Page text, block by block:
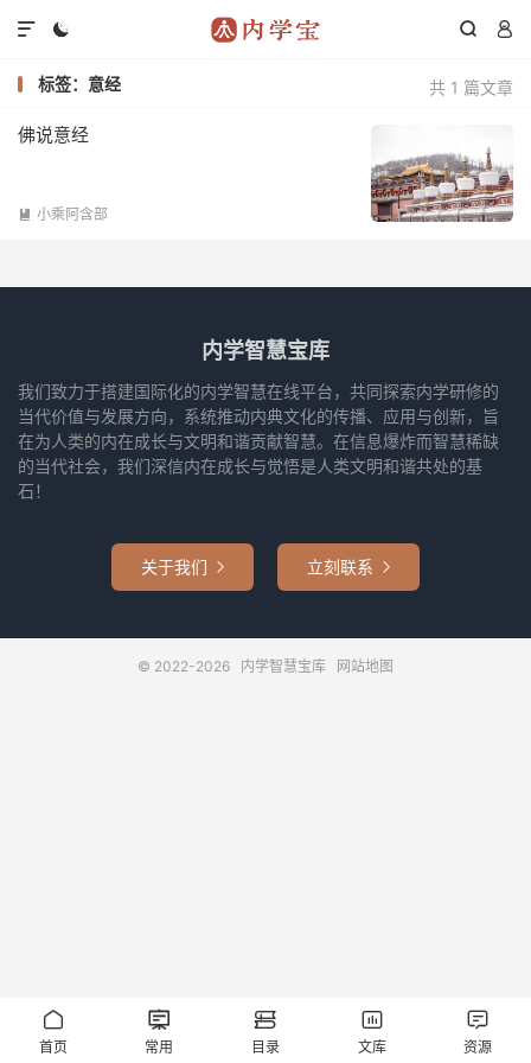
  

共 1 篇文章
标签：意经
佛说意经
 小乘阿含部
内学智慧宝库
我们致力于搭建国际化的内学智慧在线平台，共同探索内学研修的
当代价值与发展方向，系统推动内典文化的传播、应用与创新，旨
在为人类的内在成长与文明和谐贡献智慧。在信息爆炸而智慧稀缺
的当代社会，我们深信内在成长与觉悟是人类文明和谐共处的基
石！
关于我们  立刻联系 
© 2022-2026 内学智慧宝库 网站地图

首页

常用

目录

文库

资源